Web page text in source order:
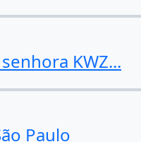
KWZ...
Paulo